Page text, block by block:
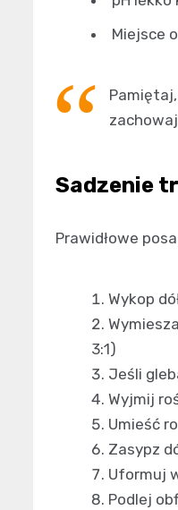
Miejsce
Sadzenie
Prawidłowe
Wykop
3:1)
Jeśli
Wyjmij
Umieść
Zasypz
Uformuj
Podlej